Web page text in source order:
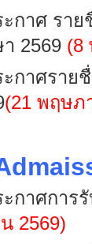
ะกาศ รา
2569 (8
ะกาศรา
(21 พฤษภ
ะกาศการ
2569)